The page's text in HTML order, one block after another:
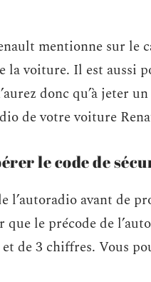
mentionne sur le
la voiture. Il est aussi
donc qu’à jeter
de votre voiture
le code de
l’autoradio avant de
le précode de
de 3 chiffres. Vous